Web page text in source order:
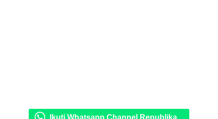
Ikuti Whatsapp Channel Republika